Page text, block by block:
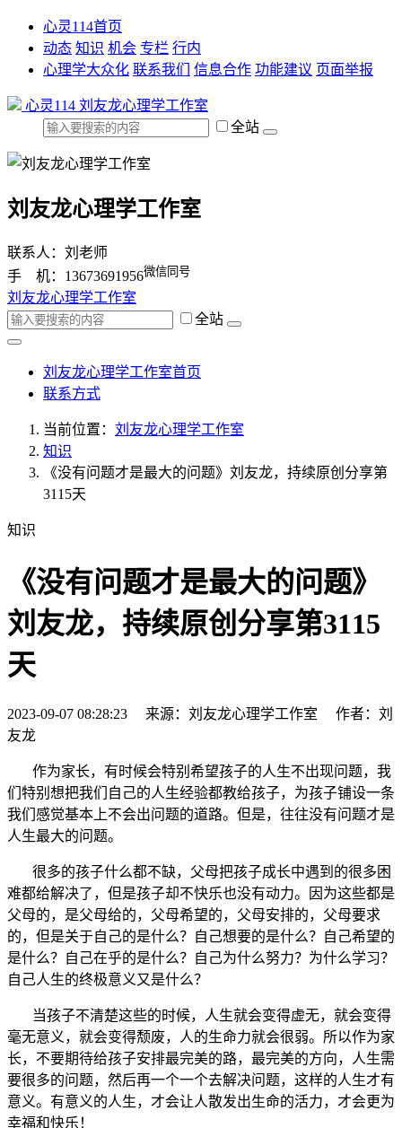
心灵114首页
动态 知识 机会 专栏 行内
心理学大众化 联系我们 信息合作 功能建议 页面举报
心灵114 刘友龙心理学工作室
全站
刘友龙心理学工作室
联系人：刘老师
手 机：13673691956微信同号
刘友龙心理学工作室
全站
刘友龙心理学工作室首页
联系方式
当前位置： 刘友龙心理学工作室
知识
《没有问题才是最大的问题》刘友龙，持续原创分享第
3115天
知识
《没有问题才是最大的问题》
刘友龙，持续原创分享第3115
天
2023-09-07 08:28:23 来源：刘友龙心理学工作室 作者：刘
友龙
作为家长，有时候会特别希望孩子的人生不出现问题，我
们特别想把我们自己的人生经验都教给孩子，为孩子铺设一条
我们感觉基本上不会出问题的道路。但是，往往没有问题才是
人生最大的问题。
很多的孩子什么都不缺，父母把孩子成长中遇到的很多困
难都给解决了，但是孩子却不快乐也没有动力。因为这些都是
父母的，是父母给的，父母希望的，父母安排的，父母要求
的，但是关于自己的是什么？自己想要的是什么？自己希望的
是什么？自己在乎的是什么？自己为什么努力？为什么学习？
自己人生的终极意义又是什么？
当孩子不清楚这些的时候，人生就会变得虚无，就会变得
毫无意义，就会变得颓废，人的生命力就会很弱。所以作为家
长，不要期待给孩子安排最完美的路，最完美的方向，人生需
要很多的问题，然后再一个一个去解决问题，这样的人生才有
意义。有意义的人生，才会让人散发出生命的活力，才会更为
幸福和快乐！